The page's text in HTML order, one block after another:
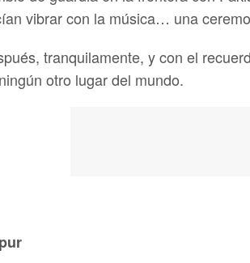
vibrar con la música… una
tranquilamente, y con el
otro lugar del mundo.